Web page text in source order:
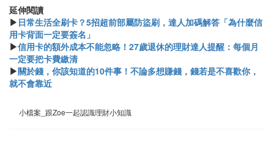
​​延伸閱讀
▶ 日常生活全刷卡？5招超前部屬防盜刷，達人加碼解答「為什麼信
用卡背面一定要簽名」
▶信用卡的額外成本不能忽略！27歲退休的理財達人提醒：每個月
一定要把卡費繳清
▶關於錢，你該知道的10件事！不論多想賺錢，錢若是不喜歡你，
就不會靠近
小檔案_跟Zoe一起認識理財小知識